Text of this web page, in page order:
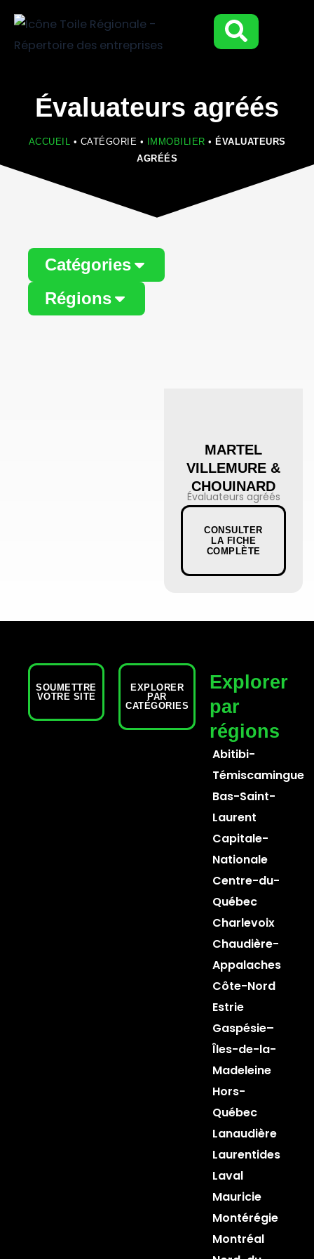
contenu
Évaluateurs agréés
ACCUEIL • CATÉGORIE • IMMOBILIER • ÉVALUATEURS
AGRÉÉS
Catégories
Régions
MARTEL
VILLEMURE &
CHOUINARD
Évaluateurs agréés
CONSULTER
LA FICHE
COMPLÈTE
SOUMETTRE
VOTRE SITE
EXPLORER
PAR
CATÉGORIES
Explorer
par
régions
Abitibi-
Témiscamingue
Bas-Saint-
Laurent
Capitale-
Nationale
Centre-du-
Québec
Charlevoix
Chaudière-
Appalaches
Côte-Nord
Estrie
Gaspésie–
Îles-de-la-
Madeleine
Hors-
Québec
Lanaudière
Laurentides
Laval
Mauricie
Montérégie
Montréal